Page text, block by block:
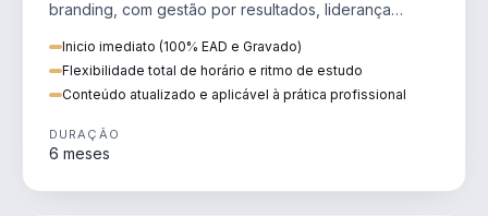
branding, com gestão por resultados, liderança
Inicio imediato (100% EAD e Gravado)
Flexibilidade total de horário e ritmo de estudo
Conteúdo atualizado e aplicável à prática profissional
DURAÇÃO
6 meses